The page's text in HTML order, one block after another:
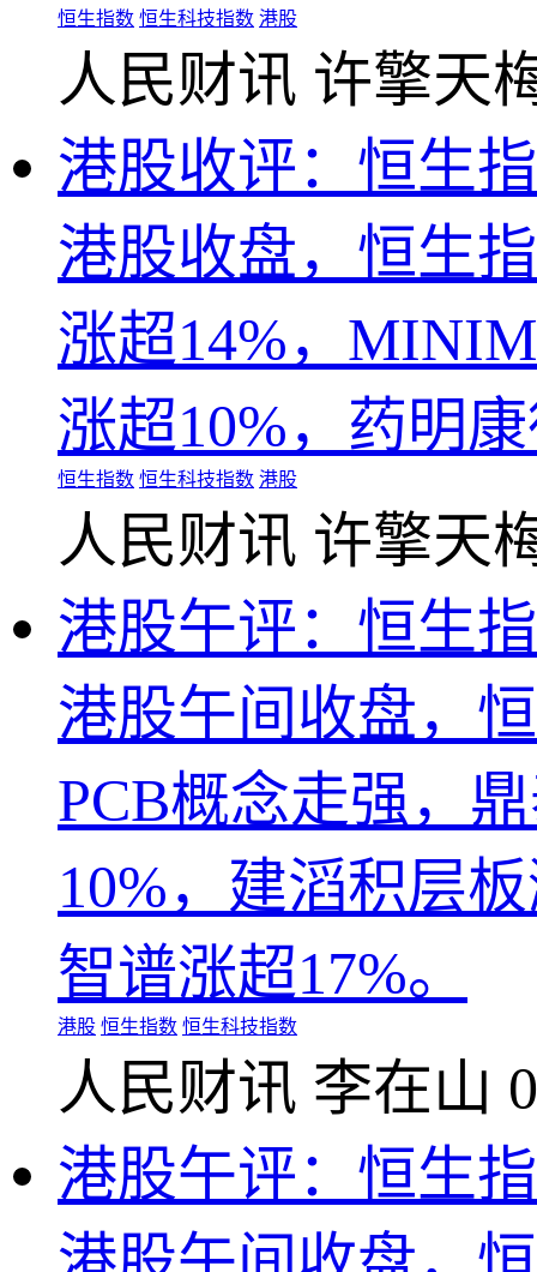
恒生指数 恒生科技指数 港股
人民财讯 许擎天
港股收评：恒生
港股收盘，恒生
涨超14%，
涨超10%，药明
恒生指数 恒生科技指数 港股
人民财讯 许擎天
港股午评：恒生
港股午间收盘，
PCB概念走强，
10%，建滔积层
智谱涨超17%。
港股 恒生指数 恒生科技指数
人民财讯 李在山
港股午评：恒生